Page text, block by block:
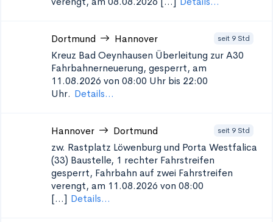
Dortmund Hannover seit 9 Std
Kreuz Bad Oeynhausen Überleitung zur A30
Fahrbahnerneuerung, gesperrt, am
11.08.2026 von 08:00 Uhr bis 22:00
Uhr. Details...
Hannover Dortmund seit 9 Std
zw. Rastplatz Löwenburg und Porta Westfalica
(33) Baustelle, 1 rechter Fahrstreifen
gesperrt, Fahrbahn auf zwei Fahrstreifen
verengt, am 11.08.2026 von 08:00
[...] Details...